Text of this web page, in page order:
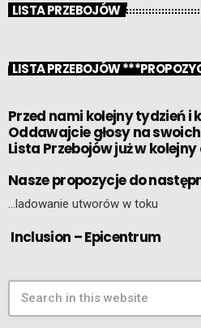
LISTA PRZEBOJÓW
LISTA PRZEBOJÓW
Przed nami kolejny tydzień i
Oddawajcie głosy na
Lista Przebojów już w
Nasze propozycje do
…ladowanie utworów w toku
Inclusion – Epicentrum